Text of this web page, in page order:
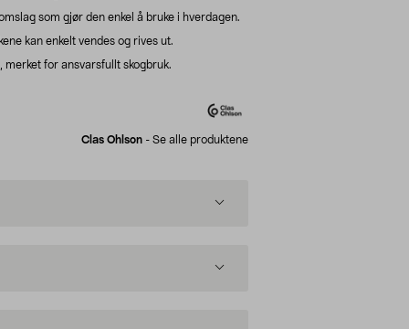
som gjør den enkel å bruke i hverdagen.
kan enkelt vendes og rives ut.
for ansvarsfullt skogbruk.
Clas Ohlson - Se alle produktene